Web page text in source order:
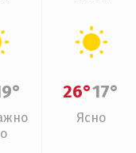
26°17°
Ясно